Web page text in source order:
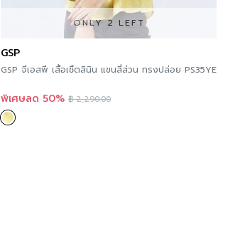
ONLY 2 LEFT
GSP
GSP จีเอสพี เสื้อเชิ้ตลินิน แขนสี่ส่วน ทรงปล่อย PS35YE
พิเศษลด 50% ฿2,290.00